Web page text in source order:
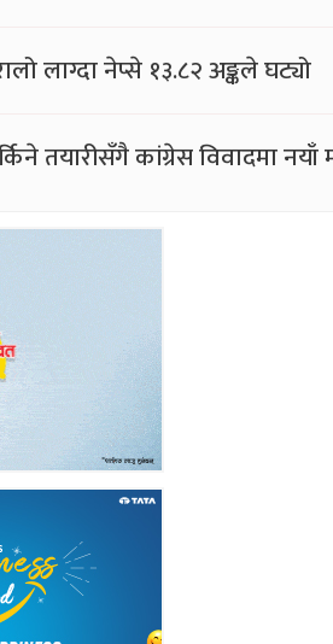
लाग्दा नेप्से १३.८२ अङ्कले घट्यो
तयारीसँगै कांग्रेस विवादमा